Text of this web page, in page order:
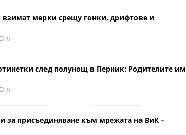
мерки срещу гонки, дрифтове и
0
след полунощ в Перник: Родителите им
0
за присъединяване към мрежата на ВиК –